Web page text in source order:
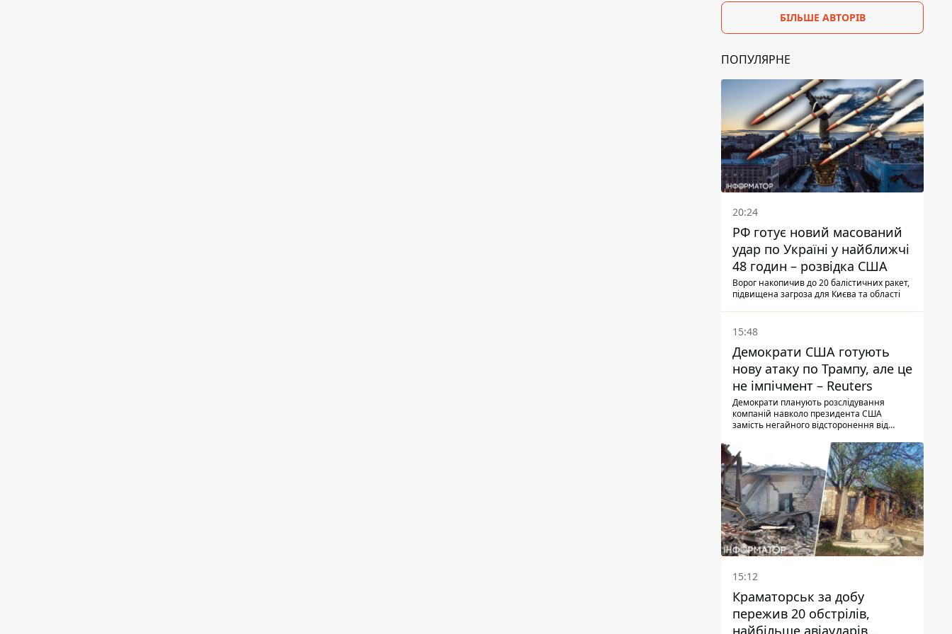
БІЛЬШЕ АВТОРІВ
ПОПУЛЯРНЕ
20:24
РФ готує новий масований
удар по Україні у найближчі
48 годин – розвідка США
Ворог накопичив до 20 балістичних ракет,
підвищена загроза для Києва та області
15:48
Демократи США готують
нову атаку по Трампу, але це
не імпічмент – Reuters
Демократи планують розслідування
компаній навколо президента США
замість негайного відсторонення від
15:12
Краматорськ за добу
пережив 20 обстрілів,